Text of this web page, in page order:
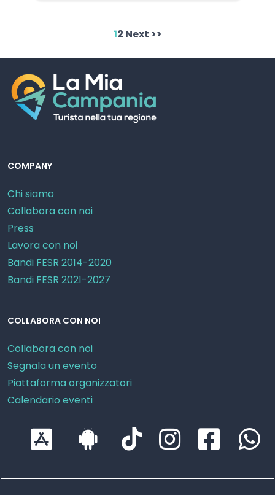
12 Next >>
COMPANY
Chi siamo
Collabora con noi
Press
Lavora con noi
Bandi FESR 2014-2020
Bandi FESR 2021-2027
COLLABORA CON NOI
Collabora con noi
Segnala un evento
Piattaforma organizzatori
Calendario eventi